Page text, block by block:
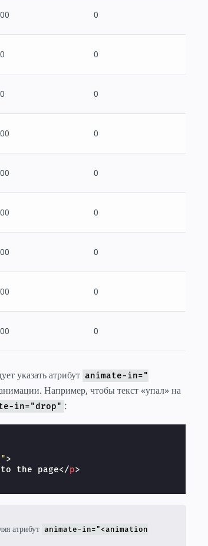
0
0
0
0
0
0
0
0
0
указать атрибут animate-in="
Например, чтобы текст «упал» на
in="drop" :
>
the page</p>
атрибут animate-in="<animation